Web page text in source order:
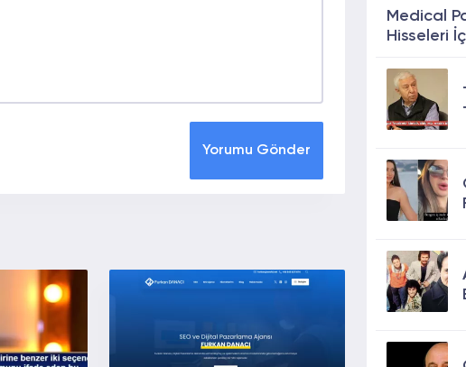
Yorumu Gönder
Medical
Hisseleri
Potansiyeli